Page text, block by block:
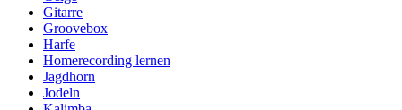
Gitarre
Groovebox
Harfe
Homerecording lernen
Jagdhorn
Jodeln